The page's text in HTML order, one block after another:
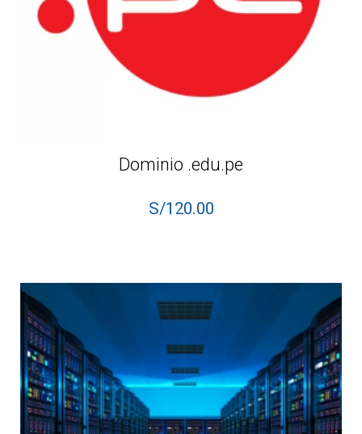
Dominio .edu.pe
S/120.00